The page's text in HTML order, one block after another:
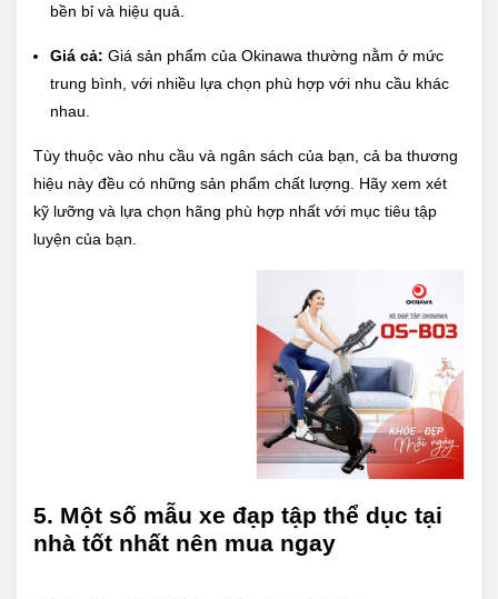
bền bỉ và hiệu quả.
Giá cả: Giá sản phẩm của Okinawa thường nằm ở mức
trung bình, với nhiều lựa chọn phù hợp với nhu cầu khác
nhau.
Tùy thuộc vào nhu cầu và ngân sách của bạn, cả ba thương
hiệu này đều có những sản phẩm chất lượng. Hãy xem xét
kỹ lưỡng và lựa chọn hãng phù hợp nhất với mục tiêu tập
luyện của bạn.
5. Một số mẫu xe đạp tập thể dục tại
nhà tốt nhất nên mua ngay